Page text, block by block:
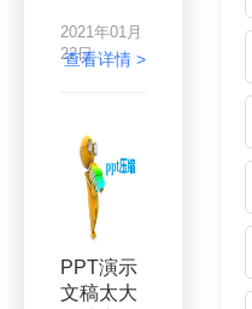
插入大量的
图片和视
的进去你讲
什么，就像
我们以前读
书那样，总
有几个喜欢
的老师，有
趣的老师在
上课的时候
2021年01月
22日
查看详情 >
PPT演示
文稿太大